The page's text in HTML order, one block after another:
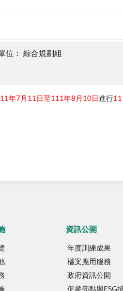
位： 綜合規劃組
年7月 11 日至111 年8月10日 進行
資訊公開
年度訓練成果
檔案應用服務
政府資訊公開
促參亮點與ESG